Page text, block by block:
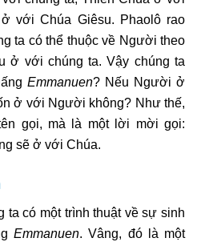
với Chúa Giêsu. Phaolô rao
ta có thể thuộc về Người theo
ở với chúng ta. Vậy chúng ta
Emmanuen? Nếu Người ở
ở với Người không? Như thế,
gọi, mà là một lời mời gọi:
sẽ ở với Chúa.
ta có một trình thuật về sự sinh
Emmanuen. Vâng, đó là một